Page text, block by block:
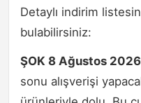
Detaylı indirim
bulabilirsiniz:
ŞOK 8 Ağustos 2026
sonu alışverişi